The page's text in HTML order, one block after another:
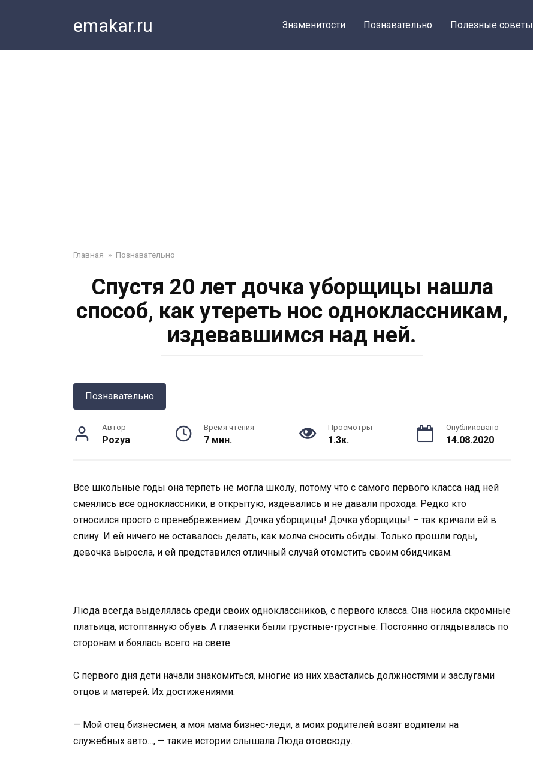
emakar.ru Знаменитости Познавательно Полезные советы
Главная » Познавательно
Спустя 20 лет дочка уборщицы нашла
способ, как утереть нос одноклассникам,
издевавшимся над ней.
Познавательно
Автор
Pozya
Время чтения
7 мин.
Просмотры
1.3к.
Опубликовано
14.08.2020
Все школьные годы она терпеть не могла школу, потому что с самого первого класса над ней
смеялись все одноклассники, в открытую, издевались и не давали прохода. Редко кто
относился просто с пренебрежением. Дочка уборщицы! Дочка уборщицы! – так кричали ей в
спину. И ей ничего не оставалось делать, как молча сносить обиды. Только прошли годы,
девочка выросла, и ей представился отличный случай отомстить своим обидчикам.
Люда всегда выделялась среди своих одноклассников, с первого класса. Она носила скромные
платьица, истоптанную обувь. А глазенки были грустные-грустные. Постоянно оглядывалась по
сторонам и боялась всего на свете.
С первого дня дети начали знакомиться, многие из них хвастались должностями и заслугами
отцов и матерей. Их достижениями.
— Мой отец бизнесмен, а моя мама бизнес-леди, а моих родителей возят водители на
служебных авто…, — такие истории слышала Люда отовсюду.